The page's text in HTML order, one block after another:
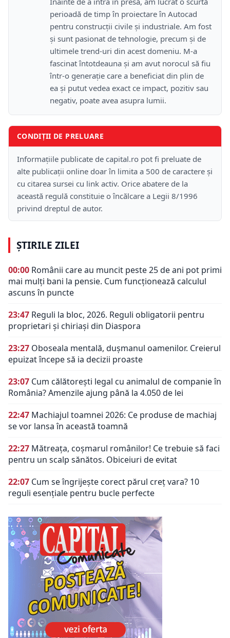
perioadă de timp în proiectare în Autocad
pentru construcții civile și industriale. Am fost
și sunt pasionat de tehnologie, precum și de
ultimele trend-uri din acest domeniu. M-a
fascinat întotdeauna și am avut norocul să fiu
într-o generație care a beneficiat din plin de
ea și putut vedea exact ce impact, pozitiv sau
negativ, poate avea asupra lumii.
CONDIȚII DE PRELUARE
Informațiile publicate de capital.ro pot fi preluate de
alte publicații online doar în limita a 500 de caractere și
cu citarea sursei cu link activ. Orice abatere de la
această regulă constituie o încălcare a Legii 8/1996
privind dreptul de autor.
ȘTIRILE ZILEI
00:00 Românii care au muncit peste 25 de ani pot primi
mai mulți bani la pensie. Cum funcționează calculul
ascuns în puncte
23:47 Reguli la bloc, 2026. Reguli obligatorii pentru
proprietari și chiriași din Diaspora
23:27 Oboseala mentală, dușmanul oamenilor. Creierul
epuizat începe să ia decizii proaste
23:07 Cum călătorești legal cu animalul de companie în
România? Amenzile ajung până la 4.050 de lei
22:47 Machiajul toamnei 2026: Ce produse de machiaj
se vor lansa în această toamnă
22:27 Mătreața, coșmarul românilor! Ce trebuie să faci
pentru un scalp sănătos. Obiceiuri de evitat
22:07 Cum se îngrijește corect părul creț vara? 10
reguli esențiale pentru bucle perfecte